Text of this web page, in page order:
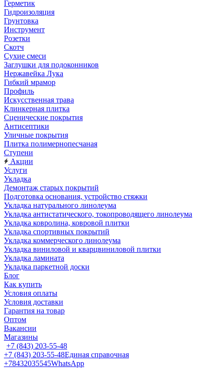
Герметик
Гидроизоляция
Грунтовка
Инструмент
Розетки
Скотч
Сухие смеси
Заглушки для подоконников
Нержавейка Лука
Гибкий мрамор
Профиль
Искусственная трава
Клинкерная плитка
Сценические покрытия
Антисептики
Уличные покрытия
Плитка полимернопесчаная
Ступени
Акции
Услуги
Укладка
Демонтаж старых покрытий
Подготовка основания, устройство стяжки
Укладка натурального линолеума
Укладка антистатического, токопроводящего линолеума
Укладка ковролина, ковровой плитки
Укладка спортивных покрытий
Укладка коммерческого линолеума
Укладка виниловой и кварцвиниловой плитки
Укладка ламината
Укладка паркетной доски
Блог
Как купить
Условия оплаты
Условия доставки
Гарантия на товар
Оптом
Вакансии
Магазины
+7 (843) 203-55-48
+7 (843) 203-55-48Единая справочная
+78432035545WhatsApp